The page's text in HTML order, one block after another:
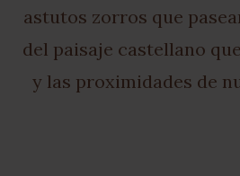
astutos zorros que
del paisaje castellano
y las proximidades de